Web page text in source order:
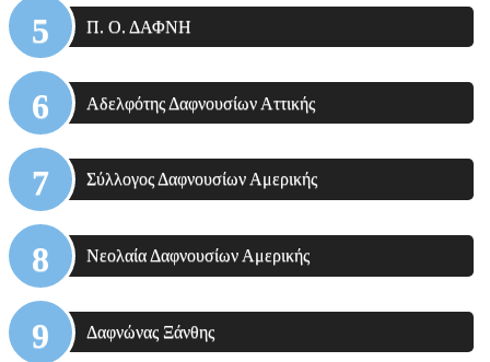
Π. Ο. ΔΑΦΝΗ
Αδελφότης Δαφνουσίων Αττικής
Σύλλογος Δαφνουσίων Αμερικής
Νεολαία Δαφνουσίων Αμερικής
Δαφνώνας Ξάνθης